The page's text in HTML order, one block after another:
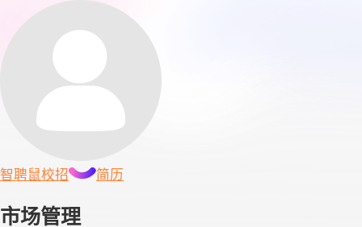
智聘鼠校招 简历
市场管理